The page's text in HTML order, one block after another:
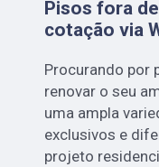
Pisos fora
cotação via
Procurando por
renovar o seu
uma ampla
exclusivos e
projeto